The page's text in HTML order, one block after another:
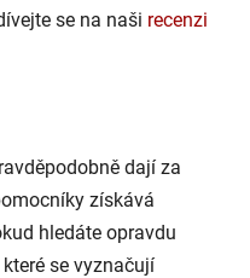
se na naši recenzi
dají za
získává
hledáte opravdu
se vyznačují